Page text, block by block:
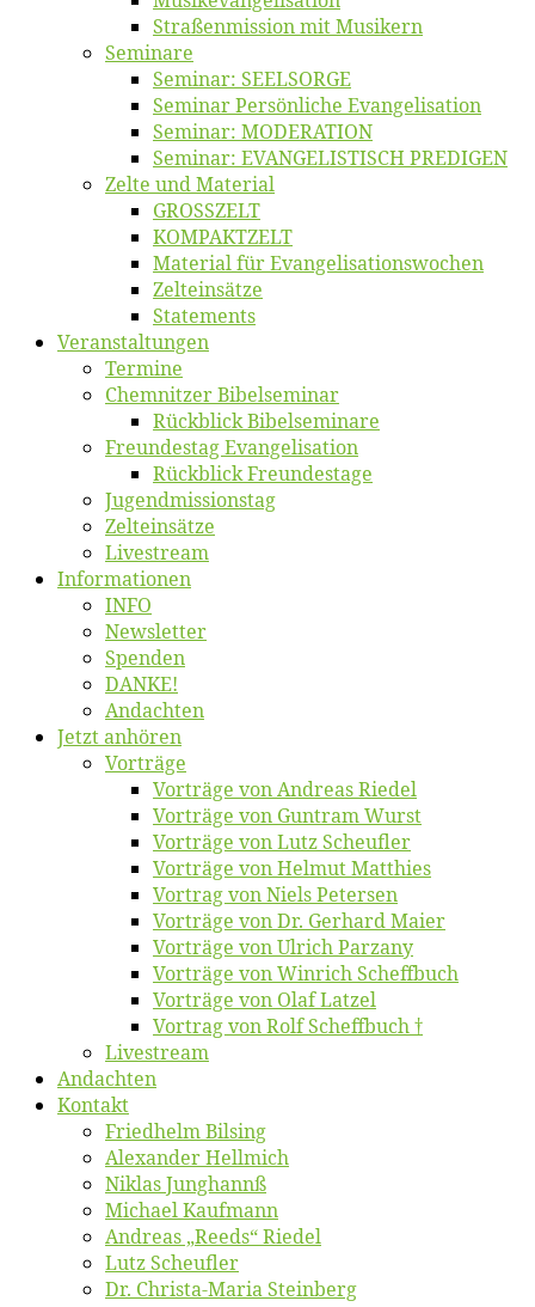
Straßenmis­sion mit Musikern
Se­mi­na­re
Se­mi­nar: SEELSORGE
Se­mi­nar Per­sön­li­che Evangelisation
Se­mi­nar: MODERATION
Se­mi­nar: EVANGELISTISCH PREDIGEN
Zel­te und Material
GROSSZELT
KOMPAKTZELT
Ma­te­ri­al für Evangelisationswochen
Zelt­ein­sät­ze
State­ments
Ver­an­stal­tun­gen
Ter­mi­ne
Chemnit­zer Bibelseminar
Rück­blick Bibelseminare
Freun­des­tag Evangelisation
Rück­blick Freundestage
Jugend­mis­sions­tag
Zelt­ein­sät­ze
Live­stream
Informatio­nen
INFO
News­let­ter
Spen­den
DANKE!
An­dach­ten
Jetzt an­hö­ren
Vor­trä­ge
Vor­trä­ge von An­dre­as Riedel
Vor­trä­ge von Gun­tram Wurst
Vor­trä­ge von Lutz Scheufler
Vor­trä­ge von Hel­mut Matthies
Vor­trag von Niels Petersen
Vor­trä­ge von Dr. Ger­hard Maier
Vor­trä­ge von Ul­rich Parzany
Vor­trä­ge von Win­rich Scheffbuch
Vor­trä­ge von Olaf Latzel
Vor­trag von Rolf Scheffbuch †
Live­stream
An­dach­ten
Kon­takt
Fried­helm Bilsing
Alex­an­der Hellmich
Ni­klas Junghannß
Mi­cha­el Kaufmann
An­dre­as „Reeds“ Riedel
Lutz Scheuf­ler
Dr. Chris­­ta-Ma­ria Steinberg